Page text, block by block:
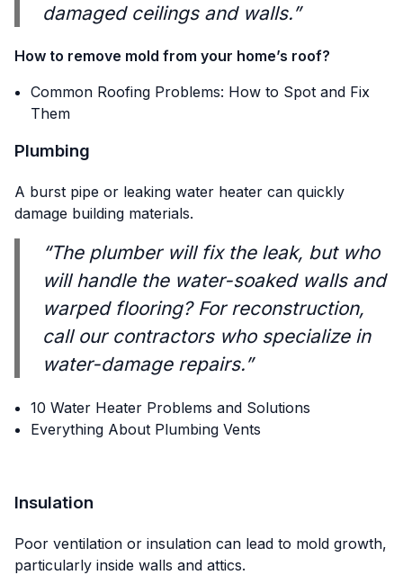
damaged ceilings and walls.”
How to remove mold from your home’s roof?
Common Roofing Problems: How to Spot and Fix
Them
Plumbing
A burst pipe or leaking water heater can quickly
damage building materials.
“The plumber will fix the leak, but who
will handle the water-soaked walls and
warped flooring? For reconstruction,
call our contractors who specialize in
water-damage repairs.”
10 Water Heater Problems and Solutions
Everything About Plumbing Vents
Insulation
Poor ventilation or insulation can lead to mold growth,
particularly inside walls and attics.